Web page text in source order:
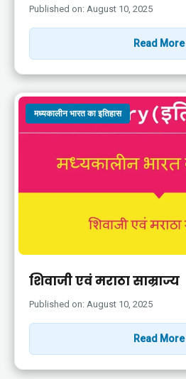
Published on: August 10, 2025
Read More
मध्यकालीन भारत का इतिहास
शिवाजी एवं मराठा साम्राज्य
Published on: August 10, 2025
Read More